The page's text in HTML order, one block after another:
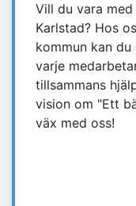
Vill du vara
Karlstad? Hos
kommun kan
varje
tillsammans
vision om "Ett
väx med oss!